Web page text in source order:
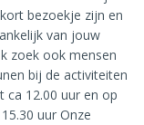
bezoekje zijn en
van jouw
zoek ook mensen
bij de activiteiten
ca 12.00 uur en op
uur Onze